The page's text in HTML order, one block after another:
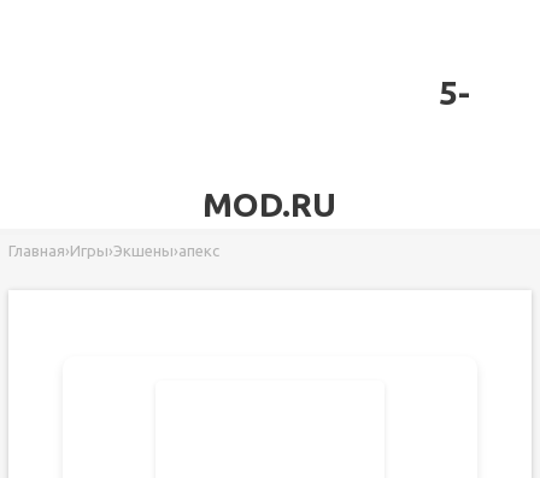
5-
MOD.RU
Главная›Игры›Экшены›апекс